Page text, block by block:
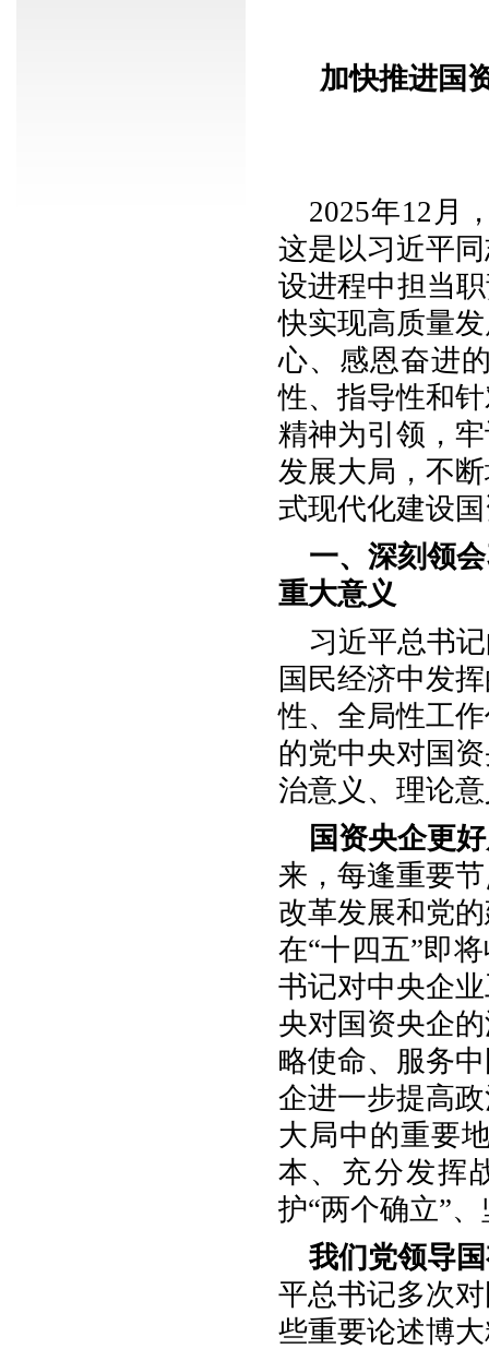
加快推进国
2025年12月
这是以习近平
设进程中担当
快实现高质量
心、感恩奋进
性、指导性和
精神为引领，
发展大局，不
式现代化建设
一、深刻领
重大意义
习近平总书
国民经济中发
性、全局性工
的党中央对国
治意义、理论
国资央企更
来，每逢重要
改革发展和党
在“十四五”即
书记对中央企
央对国资央企
略使命、服务
企进一步提高
大局中的重要
本、充分发挥
护“两个确立”
我们党领导
平总书记多次
些重要论述博